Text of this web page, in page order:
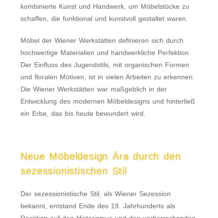
kombinierte Kunst und Handwerk, um Möbelstücke zu
schaffen, die funktional und kunstvoll gestaltet waren.
Möbel der Wiener Werkstätten definieren sich durch
hochwertige Materialien und handwerkliche Perfektion.
Der Einfluss des Jugendstils, mit organischen Formen
und floralen Motiven, ist in vielen Arbeiten zu erkennen.
Die Wiener Werkstätten war maßgeblich in der
Entwicklung des modernen Möbeldesigns und hinterließ
ein Erbe, das bis heute bewundert wird.
Neue Möbeldesign Ära durch den
sezessionistischen Stil
Der sezessionistische Stil, als Wiener Sezession
bekannt, entstand Ende des 19. Jahrhunderts als